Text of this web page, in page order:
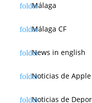
Málaga
Málaga CF
News in english
Noticias de Apple
Noticias de